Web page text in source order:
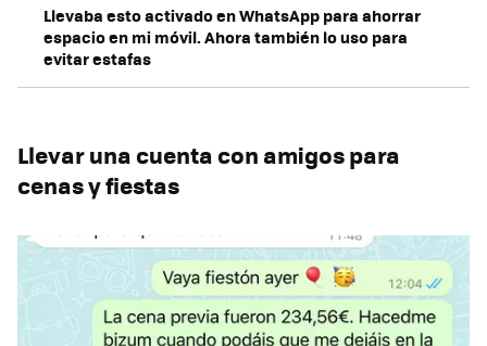
Llevaba esto activado en WhatsApp para ahorrar
espacio en mi móvil. Ahora también lo uso para
evitar estafas
Llevar una cuenta con amigos para
cenas y fiestas